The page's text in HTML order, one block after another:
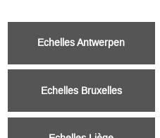
Echelles Antwerpen
Echelles Bruxelles